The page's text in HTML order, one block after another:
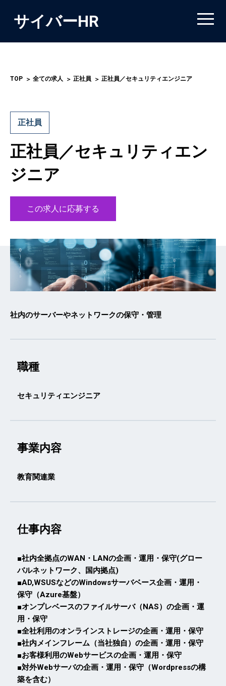
サイバーHR
TOP 全ての求人 正社員 正社員／セキュリティエンジニア
正社員
正社員／セキュリティエン
ジニア
この求人に応募する
社内のサーバーやネットワークの保守・管理
職種
セキュリティエンジニア
事業内容
教育関連業
仕事内容
■社内全拠点のWAN・LANの企画・運用・保守(グロー
バルネットワーク、国内拠点)
■AD,WSUSなどのWindowsサーバベース企画・運用・
保守（Azure基盤）
■オンプレベースのファイルサーバ（NAS）の企画・運
用・保守
■全社利用のオンラインストレージの企画・運用・保守
■社内メインフレーム（当社独自）の企画・運用・保守
■お客様利用のWebサービスの企画・運用・保守
■対外Webサーバの企画・運用・保守（Wordpressの構
築を含む）